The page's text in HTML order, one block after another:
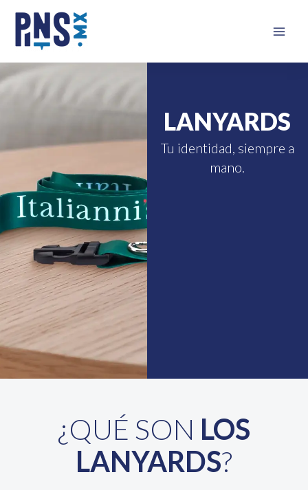
contenido
LANYARDS
Tu identidad, siempre a
mano.
¿QUÉ SON LOS
LANYARDS?